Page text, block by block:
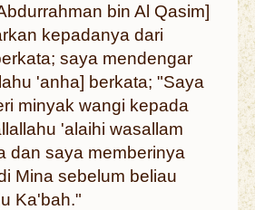
bin Al Qasim]
kepadanya dari
saya mendengar
'anha] berkata; "Saya
minyak wangi kepada
'alaihi wasallam
dan saya memberinya
Mina sebelum beliau
Ka'bah."